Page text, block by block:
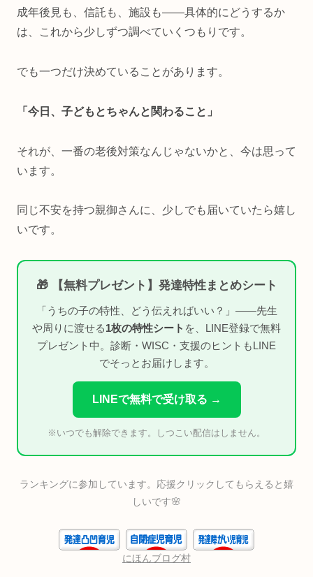
成年後見も、信託も、施設も——具体的にどうするか
は、これから少しずつ調べていくつもりです。
でも一つだけ決めていることがあります。
「今日、子どもとちゃんと関わること」
それが、一番の老後対策なんじゃないかと、今は思って
います。
同じ不安を持つ親御さんに、少しでも届いていたら嬉し
いです。
🎁 【無料プレゼント】発達特性まとめシート
「うちの子の特性、どう伝えればいい？」——先生
や周りに渡せる1枚の特性シート を、LINE登録で無料
プレゼント中。診断・WISC・支援のヒントもLINE
でそっとお届けします。
LINEで無料で受け取る →
※いつでも解除できます。しつこい配信はしません。
ランキングに参加しています。応援クリックしてもらえると嬉
しいです🌸
にほんブログ村